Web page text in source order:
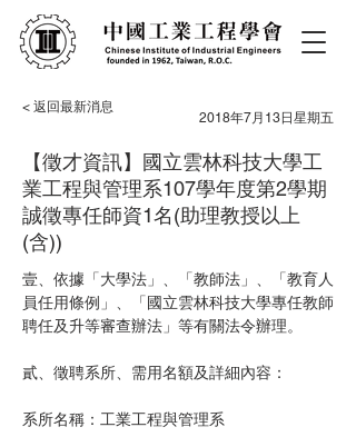
< 返回最新消息
2018年7月13日星期五
【徵才資訊】國立雲林科技大學工
業工程與管理系107學年度第2學期
誠徵專任師資1名(助理教授以上
(含))
壹、依據「大學法」、「教師法」、「教育人
員任用條例」、「國立雲林科技大學專任教師
聘任及升等審查辦法」等有關法令辦理。
貳、徵聘系所、需用名額及詳細內容：
系所名稱：工業工程與管理系